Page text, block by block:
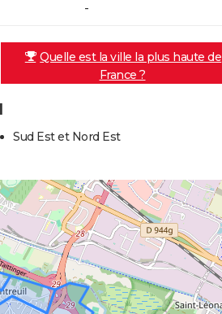
-
Quelle est la ville la plus haute de
France ?
Sud Est et Nord Est